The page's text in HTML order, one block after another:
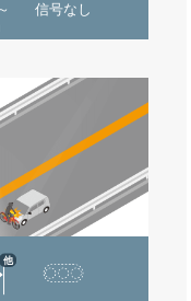
信号なし
他